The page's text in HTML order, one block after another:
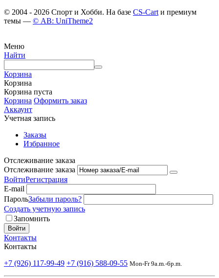
© 2004 - 2026 Спорт и Хобби. На базе CS-Cart и премиум
темы — © AB: UniTheme2
Меню
Найти
Корзина
Корзина
Корзина пуста
Корзина Оформить заказ
Аккаунт
Учетная запись
Заказы
Избранное
Отслеживание заказа
Отслеживание заказа
ВойтиРегистрация
E-mail
ПарольЗабыли пароль?
Создать учетную запись
Запомнить
Войти
Контакты
Контакты
+7 (926) 117-99-49 +7 (916) 588-09-55 Mon-Fr 9a.m.-6p.m.